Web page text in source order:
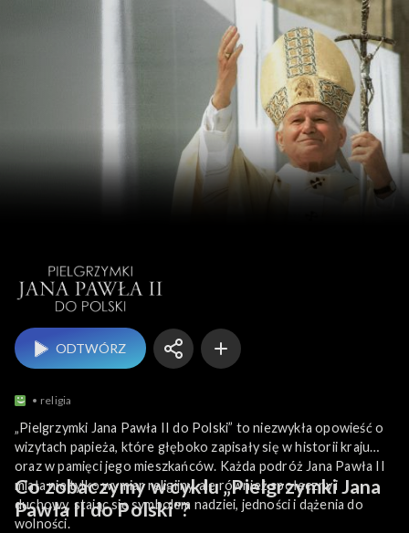
Pielgrzymki
ODTWÓRZ
religia
„Pielgrzymki Jana Pawła II do Polski” to niezwykła opowieść o
wizytach papieża, które głęboko zapisały się w historii kraju
oraz w pamięci jego mieszkańców. Każda podróż Jana Pawła II
miała nie tylko wymiar religijny, ale również społeczny i
duchowy, stając się symbolem nadziei, jedności i dążenia do
wolności.
Co zobaczymy w cyklu „Pielgrzymki Jana
Pawła II do Polski”?